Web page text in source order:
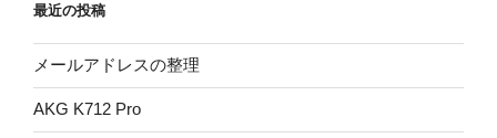
最近の投稿
メールアドレスの整理
AKG K712 Pro